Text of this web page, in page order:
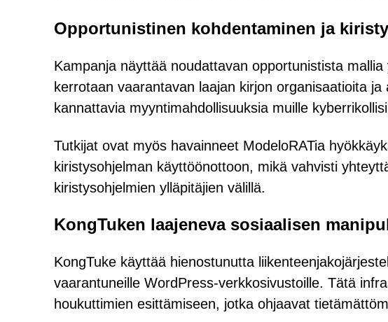
Opportunistinen kohdentaminen ja
Kampanja näyttää noudattavan opportunistista
kerrotaan vaarantavan laajan kirjon organisaatioita
kannattavia myyntimahdollisuuksia muille
Tutkijat ovat myös havainneet ModeloRATia
kiristysohjelman käyttöönottoon, mikä vahvisti
kiristysohjelmien ylläpitäjien välillä.
KongTuken laajeneva sosiaalisen
KongTuke käyttää hienostunutta
vaarantuneille WordPress-verkkosivustoille. Tätä
houkuttimien esittämiseen, jotka ohjaavat